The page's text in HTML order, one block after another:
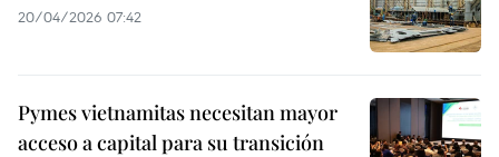
20/04/2026 07:42
Pymes vietnamitas necesitan mayor
acceso a capital para su transición